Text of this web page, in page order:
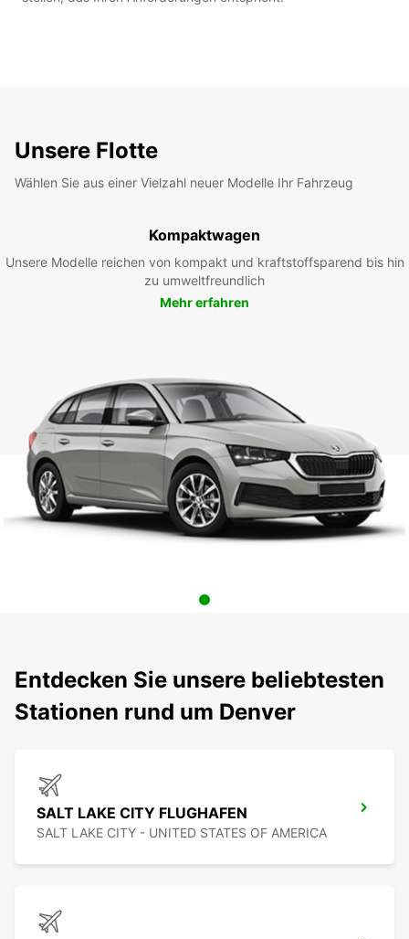
Unsere Flotte
Wählen Sie aus einer Vielzahl neuer Modelle Ihr Fahrzeug
Kompaktwagen
Unsere Modelle reichen von kompakt und kraftstoffsparend bis hin
zu umweltfreundlich
Mehr erfahren
Entdecken Sie unsere beliebtesten
Stationen rund um Denver
SALT LAKE CITY FLUGHAFEN
SALT LAKE CITY - UNITED STATES OF AMERICA